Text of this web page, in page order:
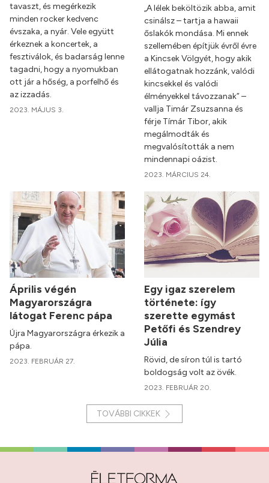
tavaszt, és megérkezik
minden rocker kedvenc
évszaka, a nyár. Vele együtt
érkeznek a koncertek, a
fesztiválok, és badarság lenne
tagadni, hogy a nyomukban
ott jár a hőség, a porfelhő és
az izzadás.
2023. MÁJUS 3.
„A lélek beköltözik abba, amit
csinálsz – tartja a hawaii
őslakók mondása. Mi ennek
szellemében építjük évről évre
a Kincsek Völgyét, hogy akik
ellátogatnak hozzánk, valódi
kincsekkel és valódi
élményekkel távozzanak” –
vallja Timár Zsuzsanna és
férje Tímár Tibor, akik
megálmodták és
megvalósították a nem
mindennapi oázist.
2023. MÁRCIUS 24.
Április végén
Magyarországra
látogat Ferenc pápa
Újra Magyarországra érkezik a
pápa.
2023. FEBRUÁR 27.
Egy igaz szerelem
története: így
szerette egymást
Petőfi és Szendrey
Júlia
Rövid, de síron túl is tartó
boldogság volt az övék.
2023. FEBRUÁR 20.
TOVÁBBI CIKKEK